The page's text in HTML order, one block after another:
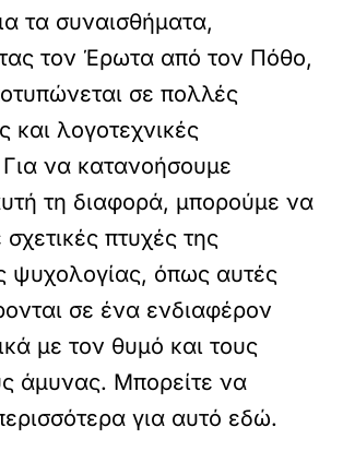
τα συναισθήματα,
τον Έρωτα από τον Πόθο,
σε πολλές
και λογοτεχνικές
να κατανοήσουμε
τη διαφορά, μπορούμε να
πτυχές της
ψυχολογίας, όπως αυτές
σε ένα ενδιαφέρον
με τον θυμό και τους
άμυνας. Μπορείτε να
για αυτό εδώ.